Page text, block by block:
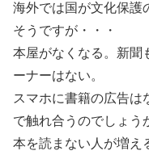
海外では国が文化保護
そうですが・・・
本屋がなくなる。新聞
ーナーはない。
スマホに書籍の広告は
で触れ合うのでしょう
本を読まない人が増え